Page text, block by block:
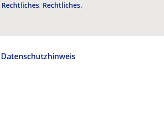
Rechtliches Rechtliches
Datenschutzhinweis